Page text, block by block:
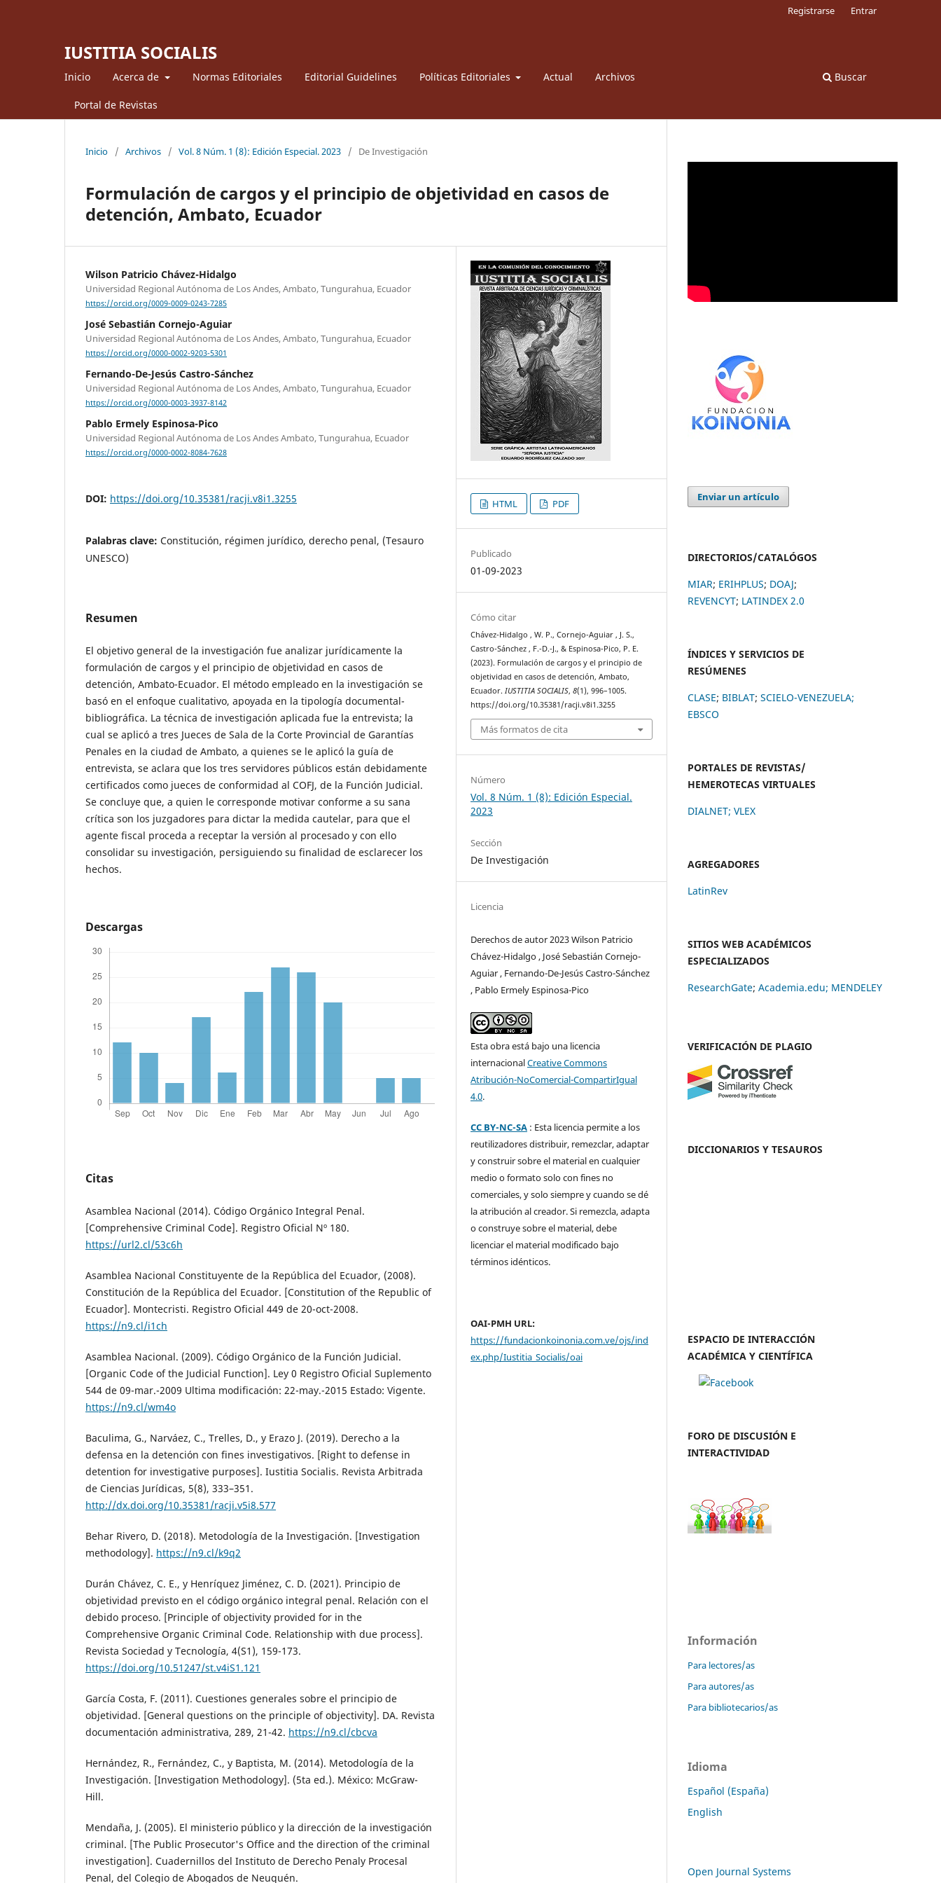
IUSTITIA SOCIALIS
Inicio Acerca de Normas Editoriales Editorial Guidelines Políticas Editoriales Actual Archivos
Portal de Revistas
Buscar
Registrarse Entrar
Inicio / Archivos / Vol. 8 Núm. 1 (8): Edición Especial. 2023 / De Investigación
Formulación de cargos y el principio de objetividad en casos de
detención, Ambato, Ecuador
Wilson Patricio Chávez-Hidalgo
Universidad Regional Autónoma de Los Andes, Ambato, Tungurahua, Ecuador
https://orcid.org/0009-0009-0243-7285
José Sebastián Cornejo-Aguiar
Universidad Regional Autónoma de Los Andes, Ambato, Tungurahua, Ecuador
https://orcid.org/0000-0002-9203-5301
Fernando-De-Jesús Castro-Sánchez
Universidad Regional Autónoma de Los Andes, Ambato, Tungurahua, Ecuador
https://orcid.org/0000-0003-3937-8142
Pablo Ermely Espinosa-Pico
Universidad Regional Autónoma de Los Andes Ambato, Tungurahua, Ecuador
https://orcid.org/0000-0002-8084-7628
DOI: https://doi.org/10.35381/racji.v8i1.3255
Palabras clave: Constitución, régimen jurídico, derecho penal, (Tesauro
UNESCO)
Resumen
El objetivo general de la investigación fue analizar jurídicamente la
formulación de cargos y el principio de objetividad en casos de
detención, Ambato-Ecuador. El método empleado en la investigación se
basó en el enfoque cualitativo, apoyada en la tipología documental-
bibliográfica. La técnica de investigación aplicada fue la entrevista; la
cual se aplicó a tres Jueces de Sala de la Corte Provincial de Garantías
Penales en la ciudad de Ambato, a quienes se le aplicó la guía de
entrevista, se aclara que los tres servidores públicos están debidamente
certificados como jueces de conformidad al COFJ, de la Función Judicial.
Se concluye que, a quien le corresponde motivar conforme a su sana
crítica son los juzgadores para dictar la medida cautelar, para que el
agente fiscal proceda a receptar la versión al procesado y con ello
consolidar su investigación, persiguiendo su finalidad de esclarecer los
hechos.
Descargas
Citas
Asamblea Nacional (2014). Código Orgánico Integral Penal.
[Comprehensive Criminal Code]. Registro Oficial Nº 180.
https://url2.cl/53c6h
Asamblea Nacional Constituyente de la República del Ecuador, (2008).
Constitución de la República del Ecuador. [Constitution of the Republic of
Ecuador]. Montecristi. Registro Oficial 449 de 20-oct-2008.
https://n9.cl/i1ch
Asamblea Nacional. (2009). Código Orgánico de la Función Judicial.
[Organic Code of the Judicial Function]. Ley 0 Registro Oficial Suplemento
544 de 09-mar.-2009 Ultima modificación: 22-may.-2015 Estado: Vigente.
https://n9.cl/wm4o
Baculima, G., Narváez, C., Trelles, D., y Erazo J. (2019). Derecho a la
defensa en la detención con fines investigativos. [Right to defense in
detention for investigative purposes]. Iustitia Socialis. Revista Arbitrada
de Ciencias Jurídicas, 5(8), 333–351.
http://dx.doi.org/10.35381/racji.v5i8.577
Behar Rivero, D. (2018). Metodología de la Investigación. [Investigation
methodology]. https://n9.cl/k9q2
Durán Chávez, C. E., y Henríquez Jiménez, C. D. (2021). Principio de
objetividad previsto en el código orgánico integral penal. Relación con el
debido proceso. [Principle of objectivity provided for in the
Comprehensive Organic Criminal Code. Relationship with due process].
Revista Sociedad y Tecnología, 4(S1), 159-173.
https://doi.org/10.51247/st.v4iS1.121
García Costa, F. (2011). Cuestiones generales sobre el principio de
objetividad. [General questions on the principle of objectivity]. DA. Revista
documentación administrativa, 289, 21-42. https://n9.cl/cbcva
Hernández, R., Fernández, C., y Baptista, M. (2014). Metodología de la
Investigación. [Investigation Methodology]. (5ta ed.). México: McGraw-
Hill.
Mendaña, J. (2005). El ministerio público y la dirección de la investigación
criminal. [The Public Prosecutor's Office and the direction of the criminal
investigation]. Cuadernillos del Instituto de Derecho Penaly Procesal
Penal, del Colegio de Abogados de Neuquén.
HTML PDF
Publicado
01-09-2023
Cómo citar
Chávez-Hidalgo , W. P., Cornejo-Aguiar , J. S.,
Castro-Sánchez , F.-D.-J., & Espinosa-Pico, P. E.
(2023). Formulación de cargos y el principio de
objetividad en casos de detención, Ambato,
Ecuador.IUSTITIA SOCIALIS,8(1), 996–1005.
https://doi.org/10.35381/racji.v8i1.3255
Más formatos de cita
Número
Vol. 8 Núm. 1 (8): Edición Especial.
2023
Sección
De Investigación
Licencia
Derechos de autor 2023 Wilson Patricio
Chávez-Hidalgo , José Sebastián Cornejo-
Aguiar , Fernando-De-Jesús Castro-Sánchez
, Pablo Ermely Espinosa-Pico
Esta obra está bajo una licencia
internacionalCreative Commons
Atribución-NoComercial-CompartirIgual
4.0.
CC BY-NC-SA : Esta licencia permite a los
reutilizadores distribuir, remezclar, adaptar
y construir sobre el material en cualquier
medio o formato solo con fines no
comerciales, y solo siempre y cuando se dé
la atribución al creador. Si remezcla, adapta
o construye sobre el material, debe
licenciar el material modificado bajo
términos idénticos.
OAI-PMH URL:
https://fundacionkoinonia.com.ve/ojs/ind
ex.php/Iustitia_Socialis/oai
Enviar un artículo
DIRECTORIOS/CATALÓGOS
MIAR; ERIHPLUS; DOAJ;
REVENCYT; LATINDEX 2.0
ÍNDICES Y SERVICIOS DE
RESÚMENES
CLASE; BIBLAT; SCIELO-VENEZUELA;
EBSCO
PORTALES DE REVISTAS/
HEMEROTECAS VIRTUALES
DIALNET; VLEX
AGREGADORES
LatinRev
SITIOS WEB ACADÉMICOS
ESPECIALIZADOS
ResearchGate; Academia.edu; MENDELEY
VERIFICACIÓN DE PLAGIO
DICCIONARIOS Y TESAUROS
ESPACIO DE INTERACCIÓN
ACADÉMICA Y CIENTÍFICA
FORO DE DISCUSIÓN E
INTERACTIVIDAD
Información
Para lectores/as
Para autores/as
Para bibliotecarios/as
Idioma
Español (España)
English
Open Journal Systems